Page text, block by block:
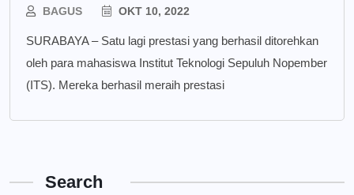
BAGUS OKT 10, 2022
SURABAYA – Satu lagi prestasi yang berhasil ditorehkan
oleh para mahasiswa Institut Teknologi Sepuluh Nopember
(ITS). Mereka berhasil meraih prestasi
Search